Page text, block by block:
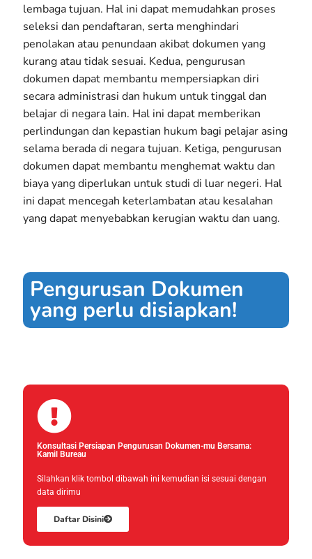
lembaga tujuan. Hal ini dapat memudahkan proses
seleksi dan pendaftaran, serta menghindari
penolakan atau penundaan akibat dokumen yang
kurang atau tidak sesuai. Kedua, pengurusan
dokumen dapat membantu mempersiapkan diri
secara administrasi dan hukum untuk tinggal dan
belajar di negara lain. Hal ini dapat memberikan
perlindungan dan kepastian hukum bagi pelajar asing
selama berada di negara tujuan. Ketiga, pengurusan
dokumen dapat membantu menghemat waktu dan
biaya yang diperlukan untuk studi di luar negeri. Hal
ini dapat mencegah keterlambatan atau kesalahan
yang dapat menyebabkan kerugian waktu dan uang.
Pengurusan Dokumen
yang perlu disiapkan!
Konsultasi Persiapan Pengurusan Dokumen-mu Bersama:
Kamil Bureau
Silahkan klik tombol dibawah ini kemudian isi sesuai dengan
data dirimu
Daftar Disini